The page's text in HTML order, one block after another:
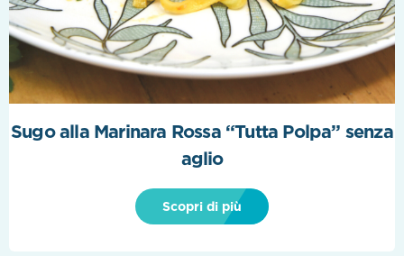
Sugo alla Marinara Rossa “Tutta Polpa” senza
aglio
Scopri di più